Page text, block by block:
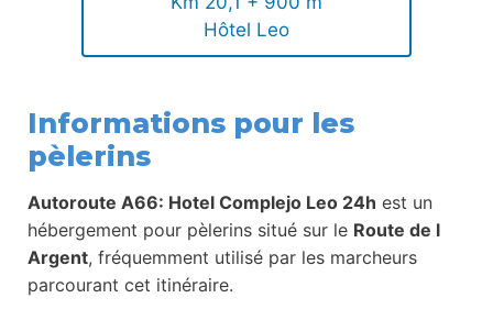
Hôtel Leo
Informations pour les
pèlerins
Autoroute A66: Hotel Complejo Leo 24h est un
hébergement pour pèlerins situé sur le Route de l
Argent, fréquemment utilisé par les marcheurs
parcourant cet itinéraire.